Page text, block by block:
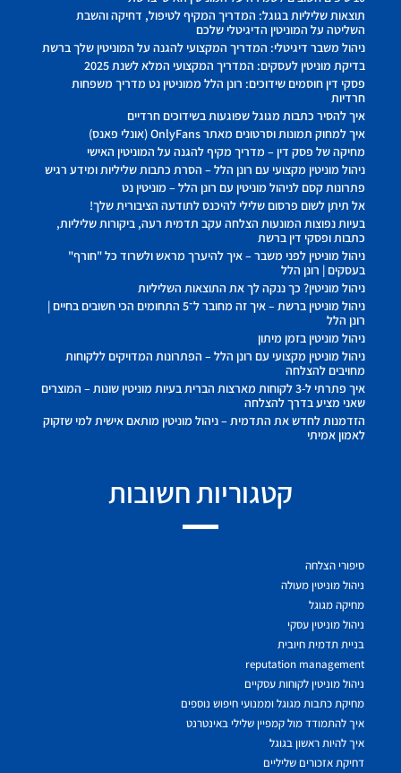
תוצאות שליליות בגוגל: המדריך המקיף לטיפול, דחיקה והשבת
השליטה על המוניטין הדיגיטלי שלכם
ניהול משבר דיגיטלי: המדריך המקצועי להגנה על המוניטין שלך ברשת
בדיקת מוניטין לעסקים: המדריך המקצועי המלא לשנת 2025
פסקי דין חוסמים שידוכים: רונן הלל ממוניטין נט מדריך משפחות
חרדיות
איך להסיר כתבות מגוגל שפוגעות בשידוכים חרדיים
איך למחוק תמונות וסרטונים מאתר OnlyFans (אונלי פאנס)
מחיקה של פסק דין – מדריך מקיף להגנה על המוניטין האישי
ניהול מוניטין מקצועי עם רונן הלל – הסרת כתבות שליליות ומידע רגיש
פתרונות קסם לניהול מוניטין עם רונן הלל – מוניטין נט
אל תיתן לשום פרסום שלילי להיכנס לתודעה הציבורית שלך!
בעיות נפוצות המונעות הצלחה עקב תדמית רעה, ביקורות שליליות,
כתבות ופסקי דין ברשת
ניהול מוניטין לפני משבר – איך להיערך מראש ולשרוד כל "חורף"
בעסקים | רונן הלל
ניהול מוניטין? כך ננקה לך את התוצאות השליליות
ניהול מוניטין ברשת – איך זה מחובר ל־5 התחומים הכי חשובים בחיים |
רונן הלל
ניהול מוניטין בזמן מיתון
ניהול מוניטין מקצועי עם רונן הלל – הפתרונות המדויקים ללקוחות
מחויבים להצלחה
איך פתרתי ל-3 לקוחות מארצות הברית בעיות מוניטין שונות – המוצרים
שאני מציע בדרך להצלחה
הזדמנות לחדש את התדמית – ניהול מוניטין מותאם אישית למי שזקוק
לאמון אמיתי
קטגוריות חשובות
סיפורי הצלחה
ניהול מוניטין מעולה
מחיקה מגוגל
ניהול מוניטין עסקי
בניית תדמית חיובית
reputation management
ניהול מוניטין לקוחות עסקיים
מחיקת כתבות מגוגל וממנועי חיפוש נוספים
איך להתמודד מול קמפיין שלילי באינטרנט
איך להיות ראשון בגוגל
דחיקת אזכורים שליליים